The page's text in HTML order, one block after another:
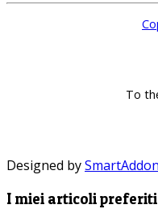
To
Designed by
I miei articoli preferiti